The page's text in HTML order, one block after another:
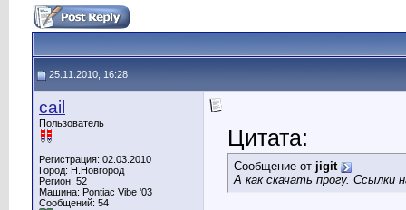
25.11.2010, 16:28
cail
Пользователь
Регистрация: 02.03.2010
Город: Н.Новгород
Регион: 52
Машина: Pontiac Vibe '03
Сообщений: 54
Цитата:
Сообщение от jigit
А как скачать прогу.